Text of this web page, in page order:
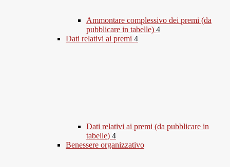
Ammontare complessivo dei premi (da
pubblicare in tabelle) 4
Dati relativi ai premi 4
Dati relativi ai premi (da pubblicare in
tabelle) 4
Benessere organizzativo